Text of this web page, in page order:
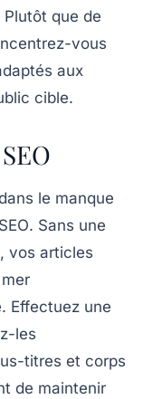
Plutôt que de
vous
aux
cible.
le manque
. Sans une
vos articles
Effectuez une
les
titres et corps
de maintenir